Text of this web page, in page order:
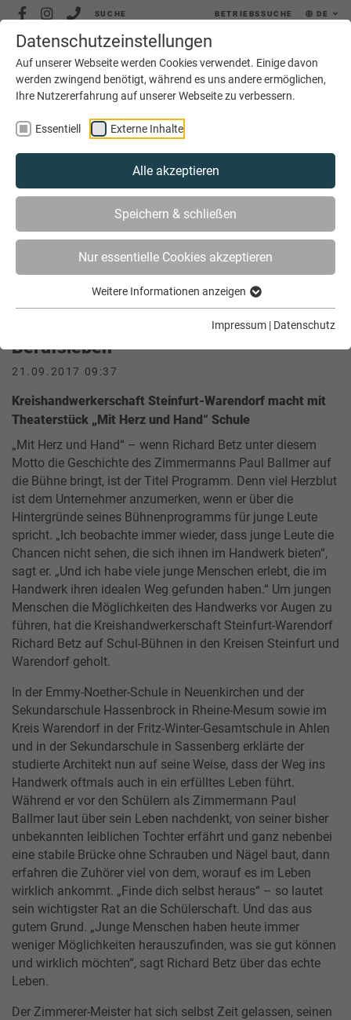
Datenschutzeinstellungen
Auf unserer Webseite werden Cookies verwendet. Einige davon
werden zwingend benötigt, während es uns andere ermöglichen,
Ihre Nutzererfahrung auf unserer Webseite zu verbessern.
Essentiell Externe Inhalte
Alle akzeptieren
Speichern & schließen
Nur essentielle Cookies akzeptieren
Weitere Informationen anzeigen
Impressum | Datenschutz
SUCHE BETRIEBSSUCHE DE
MENÜ
AKTUELLES
ZIMMERER BAUT BRÜCKE IN DAS BERUFSLEBEN
Zimmerer baut Brücke in das
Berufsleben
21.09.2017 09:37
Kreishandwerkerschaft Steinfurt-Warendorf macht mit
Theaterstück „Mit Herz und Hand“ Schule
„Mit Herz und Hand“ – wenn Richard Betz unter diesem
Motto die Geschichte des Zimmermanns Paul Ballmer auf
die Bühne bringt, ist der Titel Programm. Denn viel Herzblut
ist dem Unternehmer anzumerken, wenn er über die
Hintergründe seines Bühnenprogramms für junge Leute
spricht. „Ich beobachte immer wieder, dass junge Leute die
Chancen nicht sehen, die sich ihnen im Handwerk bieten“,
sagt er. „Und ich habe viele junge Menschen erlebt, die im
Handwerk ihren idealen Weg gefunden haben.“ Um jungen
Menschen die Möglichkeiten des Handwerks vor Augen zu
führen, hat die Kreishandwerkerschaft Steinfurt-Warendorf
Richard Betz auf Schul-Bühnen in den Kreisen Steinfurt und
Warendorf geholt.
In der Emmy-Noether-Schule in Neuenkirchen und der
Sekundarschule Hassenbrock in Rheine-Mesum sowie im
Kreis Warendorf in der Fritz-Winter-Gesamtschule in Ahlen
und in der Sekundarschule in Sassenberg erklärte der
studierte Architekt nun auf seine Weise, dass der Weg ins
Handwerk oftmals auch in ein erfülltes Leben führt.
Während er vor den Schülern als Zimmermann Paul
Ballmer laut über sein Leben nachdenkt, von seiner bisher
unbekannten leiblichen Tochter erfährt und ganz nebenbei
eine stabile Brücke ohne Schrauben und Nägel baut, dann
erfahren die Zuhörer viel von dem, worauf es im Leben
wirklich ankommt. „Finde dich selbst heraus“ – so lautet
sein wichtigster Rat an die Schülerschaft. Und das aus
gutem Grund. „Junge Menschen haben heute immer
weniger Möglichkeiten herauszufinden, was sie gut können
und wirklich möchten“, sagt Richard Betz über das echte
Leben.
Der Zimmerer-Meister hat sich selbst Zeit gelassen, seinen